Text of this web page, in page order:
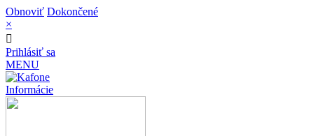
Obnoviť Dokončené
×
Prihlásiť sa
MENU
Informácie